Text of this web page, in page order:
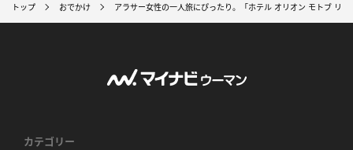
トップ おでかけ アラサー女性の一人旅にぴったり。「ホテル オリオン モトブ リ
カテゴリー